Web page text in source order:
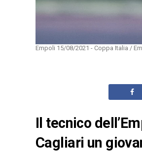
Empoli 15/08/2021 - Coppa Italia /
Il tecnico
Cagliari un